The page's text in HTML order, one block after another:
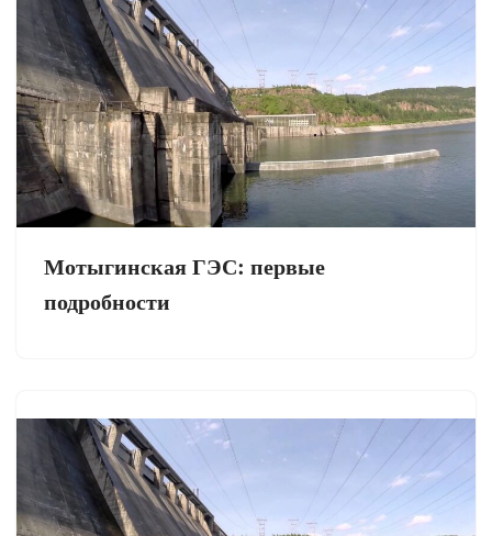
Мотыгинская ГЭС: первые
подробности